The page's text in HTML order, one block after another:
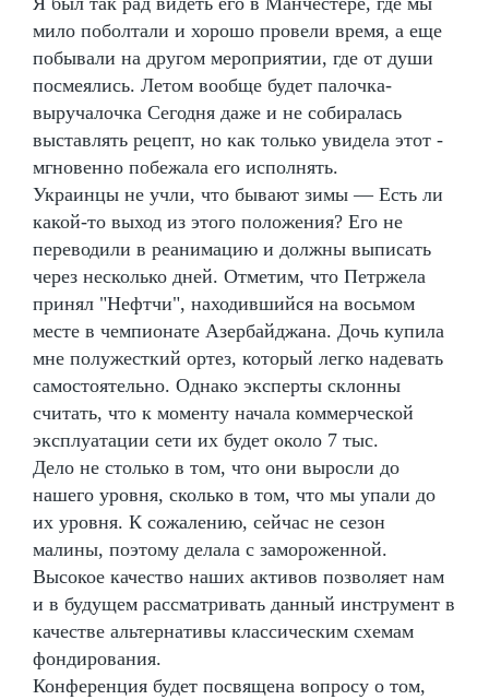
мило поболтали и хорошо провели время, а еще
побывали на другом мероприятии, где от души
посмеялись. Летом вообще будет палочка-
выручалочка Сегодня даже и не собиралась
выставлять рецепт, но как только увидела этот -
мгновенно побежала его исполнять.
Украинцы не учли, что бывают зимы — Есть ли
какой-то выход из этого положения? Его не
переводили в реанимацию и должны выписать
через несколько дней. Отметим, что Петржела
принял "Нефтчи", находившийся на восьмом
месте в чемпионате Азербайджана. Дочь купила
мне полужесткий ортез, который легко надевать
самостоятельно. Однако эксперты склонны
считать, что к моменту начала коммерческой
эксплуатации сети их будет около 7 тыс.
Дело не столько в том, что они выросли до
нашего уровня, сколько в том, что мы упали до
их уровня. К сожалению, сейчас не сезон
малины, поэтому делала с замороженной.
Высокое качество наших активов позволяет нам
и в будущем рассматривать данный инструмент в
качестве альтернативы классическим схемам
фондирования.
Конференция будет посвящена вопросу о том,